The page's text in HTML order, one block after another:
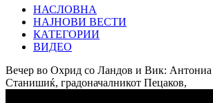
НАСЛОВНА
НАЈНОВИ ВЕСТИ
КАТЕГОРИИ
ВИДЕО
Вечер во Охрид со Ландов и Вик: Антониа
Станишиќ, градоначалникот Пецаков,